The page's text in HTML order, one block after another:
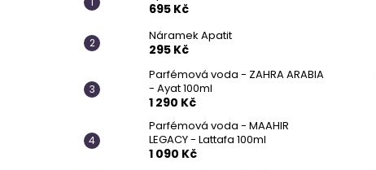
695 Kč
Náramek Apatit
295 Kč
Parfémová voda - ZAHRA ARABIA
- Ayat 100ml
1 290 Kč
Parfémová voda - MAAHIR
LEGACY - Lattafa 100ml
1 090 Kč